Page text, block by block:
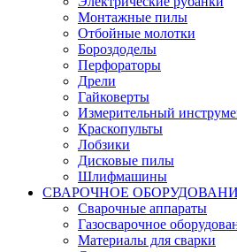
Монтажные пилы
Отбойные молотки
Бороздоделы
Перфораторы
Дрели
Гайковерты
Измерительный
Краскопульты
Лобзики
Дисковые пилы
Шлифмашины
СВАРОЧНОЕ
Сварочные аппараты
Газосварочное
Материалы для сварки